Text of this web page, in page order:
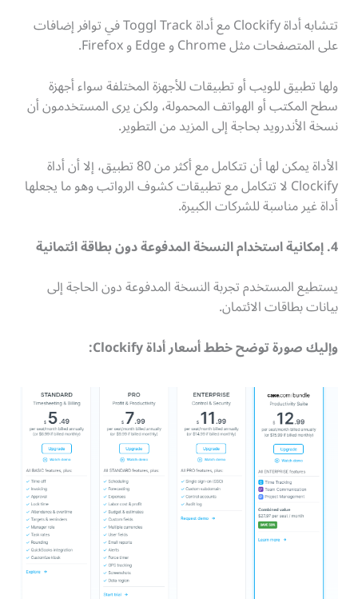
تتشابه أداة Clockify مع أداة Toggl Track في توافر إضافات
على المتصفحات مثل Chrome و Edge و Firefox.
ولها تطبيق للويب أو تطبيقات للأجهزة المختلفة سواء أجهزة
سطح المكتب أو الهواتف المحمولة، ولكن يرى المستخدمون أن
نسخة الأندرويد بحاجة إلى المزيد من التطوير.
الأداة يمكن لها أن تتكامل مع أكثر من 80 تطبيق، إلا أن أداة
Clockify لا تتكامل مع تطبيقات كشوف الرواتب وهو ما يجعلها
أداة غير مناسبة للشركات الكبيرة.
4. إمكانية استخدام النسخة المدفوعة دون بطاقة ائتمانية
يستطيع المستخدم تجربة النسخة المدفوعة دون الحاجة إلى
بيانات بطاقات الائتمان.
وإليك صورة توضح خطط أسعار أداة Clockify: